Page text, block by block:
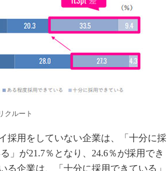
クルート
採用をしていない企業は、「十分に採
」が21.7％となり、24.6％が採用でき
企業は、「十分に採用できている」